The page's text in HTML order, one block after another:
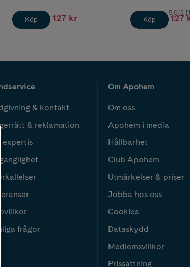
Köp 127 kr Köp
5.0/5
127
& kontakt
& reklamation
expertis
frågor
Om Apohem
Om oss
Apohem i media
Hållbarhet
Club Apohem
Utmärkelser & priser
Jobba hos oss
Cookies
Dataskydd
Medlemsvillkor
Prissättning